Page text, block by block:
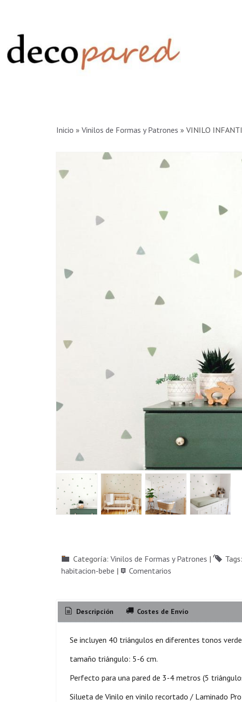
Inicio » Vinilos de Formas y Patrones » VINILO
Categoría: Vinilos de Formas y Patrones | Tags:
habitacion-bebe | Comentarios
Descripción Costes de Envío
Se incluyen 40 triángulos en diferentes tonos
tamaño triángulo: 5-6 cm.
Perfecto para una pared de 3-4 metros (5
Silueta de Vinilo en vinilo recortado / Laminado